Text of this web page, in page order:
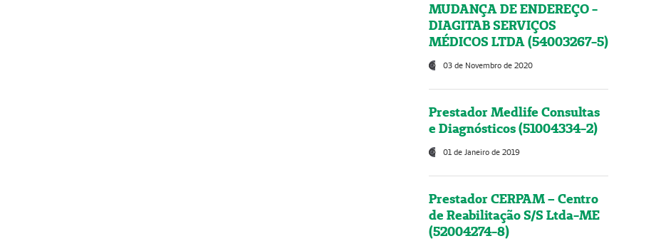
MUDANÇA DE ENDEREÇO -
DIAGITAB SERVIÇOS
MÉDICOS LTDA (54003267-5)
03 de Novembro de 2020
Prestador Medlife Consultas
e Diagnósticos (51004334-2)
01 de Janeiro de 2019
Prestador CERPAM – Centro
de Reabilitação S/S Ltda-ME
(52004274-8)